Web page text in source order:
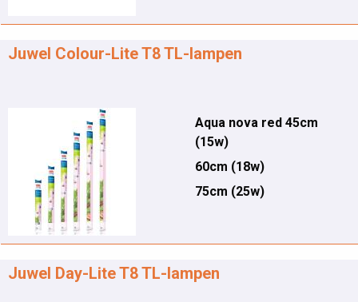
Juwel Colour-Lite T8 TL-lampen
Aqua nova red 45cm
(15w)
60cm (18w)
75cm (25w)
Juwel Day-Lite T8 TL-lampen